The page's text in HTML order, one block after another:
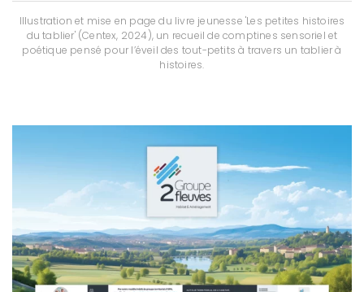
Illustration et mise en page du livre jeunesse 'Les petites histoires
du tablier' (Centex, 2024), un recueil de comptines sensoriel et
poétique pensé pour l’éveil des tout-petits à travers un tablier à
histoires.